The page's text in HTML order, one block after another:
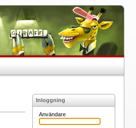
Inloggning
Användare